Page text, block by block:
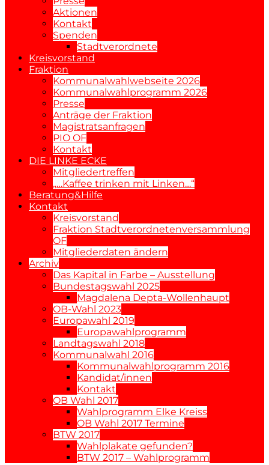
Aktionen
Kontakt
Spenden
Stadtverordnete
Kreisvorstand
Fraktion
Kommunalwahlwebseite 2026
Kommunalwahlprogramm 2026
Presse
Anträge der Fraktion
Magistratsanfragen
PIO OF
Kontakt
DIE LINKE ECKE
Mitgliedertreffen
„…Kaffee trinken mit Linken…“
Beratung&Hilfe
Kontakt
Kreisvorstand
Fraktion Stadtverordnetenversammlung
OF
Mitgliederdaten ändern
Archiv
Das Kapital in Farbe – Ausstellung
Bundestagswahl 2025
Magdalena Depta-Wollenhaupt
OB-Wahl 2023
Europawahl 2019
Europawahlprogramm
Landtagswahl 2018
Kommunalwahl 2016
Kommunalwahlprogramm 2016
Kandidat/innen
Kontakt
OB Wahl 2017
Wahlprogramm Elke Kreiss
OB Wahl 2017 Termine
BTW 2017
Wahlplakate gefunden?
BTW 2017 – Wahlprogramm